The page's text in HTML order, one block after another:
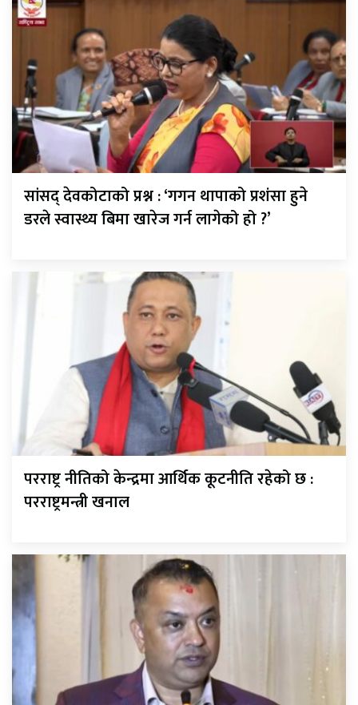
सांसद् देवकोटाको प्रश्न : ‘गगन थापाको प्रशंसा हुने
डरले स्वास्थ्य बिमा खारेज गर्न लागेको हो ?’
परराष्ट्र नीतिको केन्द्रमा आर्थिक कूटनीति रहेको छ :
परराष्ट्रमन्त्री खनाल